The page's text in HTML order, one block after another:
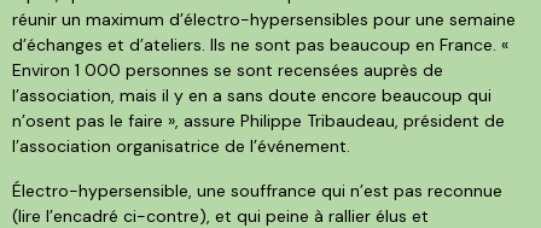
réunir un maximum d’électro-hypersensibles pour une semaine
d’échanges et d’ateliers. Ils ne sont pas beaucoup en France. «
Environ 1 000 personnes se sont recensées auprès de
l’association, mais il y en a sans doute encore beaucoup qui
n’osent pas le faire », assure Philippe Tribaudeau, président de
l’association organisatrice de l’événement.
Électro-hypersensible, une souffrance qui n’est pas reconnue
(lire l’encadré ci-contre), et qui peine à rallier élus et